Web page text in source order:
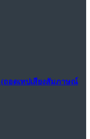
ถอดเทปเสียงสัมภาษณ์